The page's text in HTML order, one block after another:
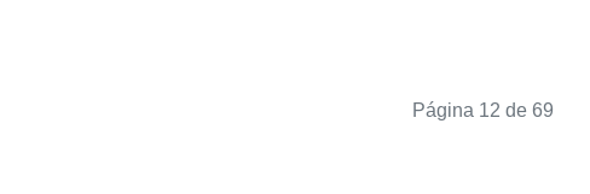
Página 12 de 69